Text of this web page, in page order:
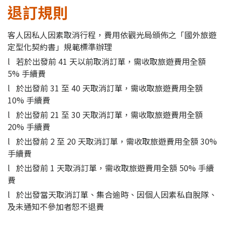
退訂規則
客人因私人因素取消行程，費用依觀光局頒佈之「國外旅遊
定型化契約書」規範標準辦理
l 若於出發前 41 天以前取消訂單，需收取旅遊費用全額
5% 手續費
l 於出發前 31 至 40 天取消訂單，需收取旅遊費用全額
10% 手續費
l 於出發前 21 至 30 天取消訂單，需收取旅遊費用全額
20% 手續費
l 於出發前 2 至 20 天取消訂單，需收取旅遊費用全額 30%
手續費
l 於出發前 1 天取消訂單，需收取旅遊費用全額 50% 手續
費
l 於出發當天取消訂單、集合逾時、因個人因素私自脫隊、
及未通知不參加者恕不退費